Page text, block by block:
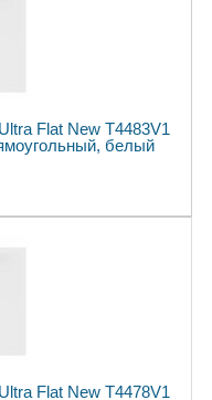
Flat New T4483V1
белый
Flat New T4478V1